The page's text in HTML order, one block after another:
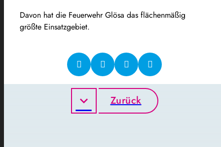
Davon hat die Feuerwehr Glösa das flächenmäßig
größte Einsatzgebiet.
Zurück